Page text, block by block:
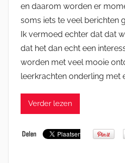
en daarom worden er
soms iets te veel berichten
Ik vermoed echter dat dat
dat het dan echt een
worden met veel mooie
leerkrachten onderling met
Verder lezen